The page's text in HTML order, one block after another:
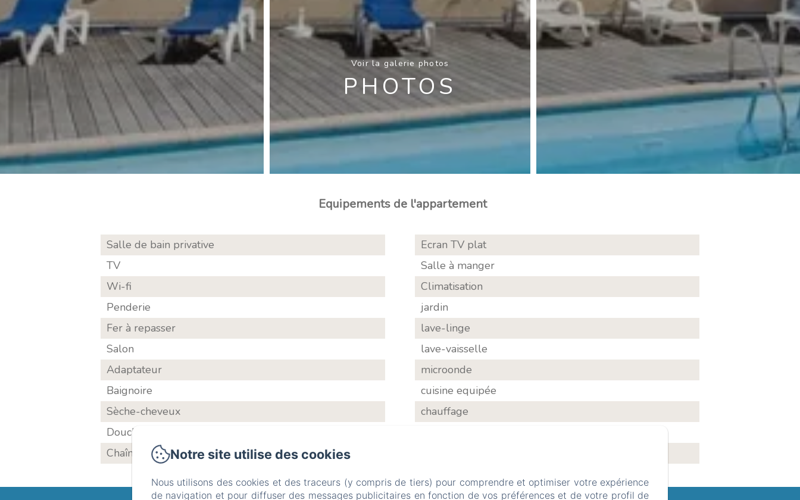
Voir la galerie photos
PHOTOS
Equipements de l'appartement
Salle de bain privative
TV
Wi-fi
Penderie
Fer à repasser
Salon
Adaptateur
Baignoire
Sèche-cheveux
Douche
Chaînes cablées
Ecran TV plat
Salle à manger
Climatisation
jardin
lave-linge
lave-vaisselle
microonde
cuisine equipée
chauffage
Notre site utilise des cookies
Nous utilisons des cookies et des traceurs (y compris de tiers) pour comprendre et optimiser votre expérience
de navigation et pour diffuser des messages publicitaires en fonction de vos préférences et de votre profil de